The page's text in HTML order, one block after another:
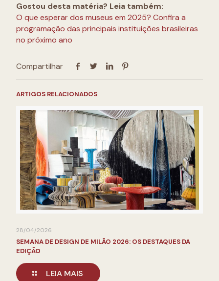
Gostou desta matéria? Leia também:
O que esperar dos museus em 2025? Confira a
programação das principais instituições brasileiras
no próximo ano
Compartilhar
ARTIGOS RELACIONADOS
28/04/2026
SEMANA DE DESIGN DE MILÃO 2026: OS DESTAQUES DA
EDIÇÃO
LEIA MAIS